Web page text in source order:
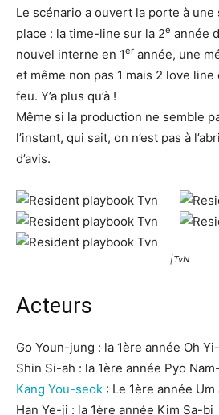
Le scénario a ouvert la porte à une
place : la time-line sur la 2e année
nouvel interne en 1er année, une
et même non pas 1 mais 2 love
feu. Y’a plus qu’à !
Même si la production ne semble
l’instant, qui sait, on n’est pas à
d’avis.
|TvN
Acteurs
Go Youn-jung : la 1ère année Oh
Shin Si-ah : la 1ère année Pyo
Kang You-seok : Le 1ère année
Han Ye-ji : la 1ère année Kim Sa-bi